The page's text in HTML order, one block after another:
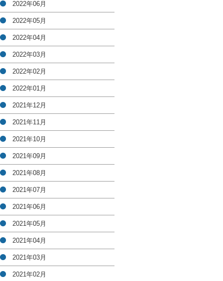
2022年06月
2022年05月
2022年04月
2022年03月
2022年02月
2022年01月
2021年12月
2021年11月
2021年10月
2021年09月
2021年08月
2021年07月
2021年06月
2021年05月
2021年04月
2021年03月
2021年02月